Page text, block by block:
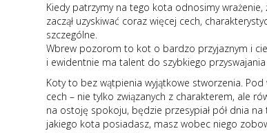
Kiedy patrzymy na tego kota odnosimy
zaczął uzyskiwać coraz więcej cech,
szczególne.
Wbrew pozorom to kot o bardzo przyjaznym i
i ewidentnie ma talent do szybkiego
Koty to bez wątpienia wyjątkowe stworzenia. Pod
cech – nie tylko związanych z charakterem, ale
na ostoję spokoju, będzie przesypiał pół dnia
jakiego kota posiadasz, masz wobec niego